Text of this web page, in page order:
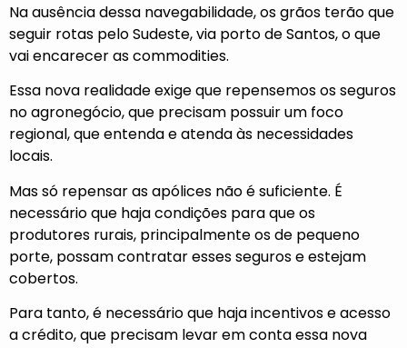
Na ausência dessa navegabilidade, os grãos terão que
seguir rotas pelo Sudeste, via porto de Santos, o que
vai encarecer as commodities.
Essa nova realidade exige que repensemos os seguros
no agronegócio, que precisam possuir um foco
regional, que entenda e atenda às necessidades
locais.
Mas só repensar as apólices não é suficiente. É
necessário que haja condições para que os
produtores rurais, principalmente os de pequeno
porte, possam contratar esses seguros e estejam
cobertos.
Para tanto, é necessário que haja incentivos e acesso
a crédito, que precisam levar em conta essa nova